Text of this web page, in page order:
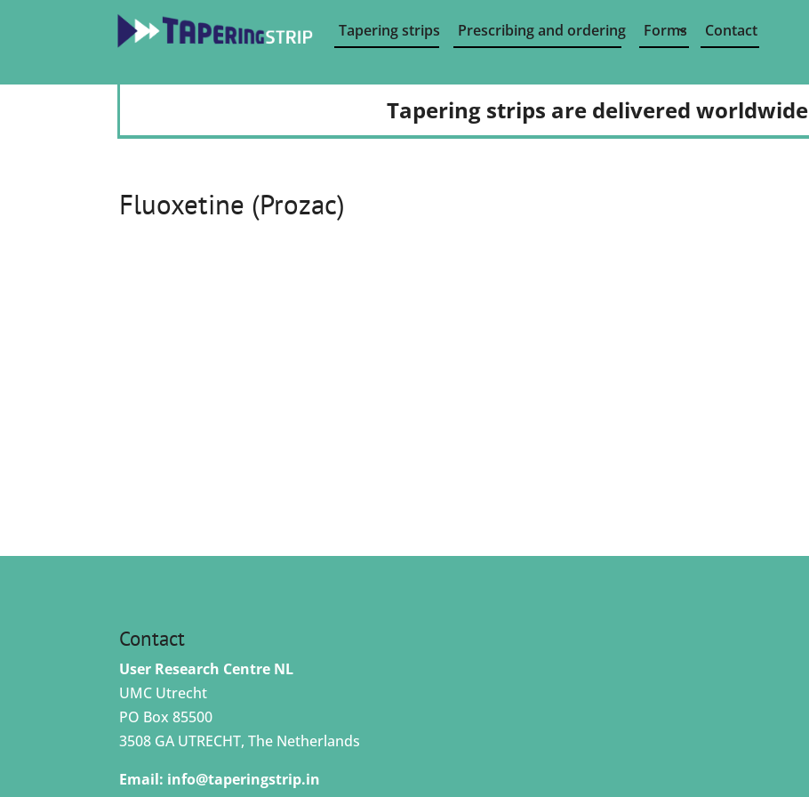
Tapering strips Prescribing and ordering Forms Contact
Tapering strips are delivered worldwide
Fluoxetine (Prozac)
Contact
User Research Centre NL
UMC Utrecht
PO Box 85500
3508 GA UTRECHT, The Netherlands
Email: info@taperingstrip.in